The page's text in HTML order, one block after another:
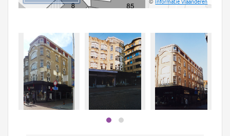
©Informatie Vlaanderen